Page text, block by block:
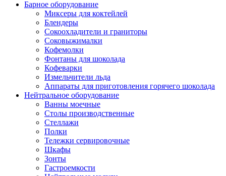
Барное оборудование
Миксеры для коктейлей
Блендеры
Сокоохладители и граниторы
Соковыжималки
Кофемолки
Фонтаны для шоколада
Кофеварки
Измельчители льда
Аппараты для приготовления горячего шоколада
Нейтральное оборудование
Ванны моечные
Столы производственные
Стеллажи
Полки
Тележки сервировочные
Шкафы
Зонты
Гастроемкости